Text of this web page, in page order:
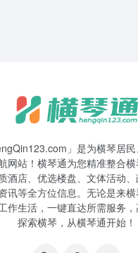
」是为横琴居
网站！横琴通为您精准整合
酒店、优选楼盘、文体活动
讯等全方位信息。无论是来
作生活，一键直达所需服务
探索横琴，从横琴通开始！